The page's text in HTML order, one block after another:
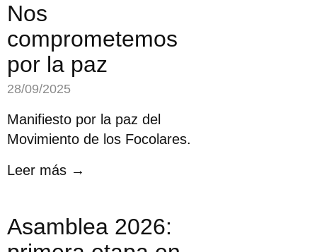
Nos
comprometemos
por la paz
28/09/2025
Manifiesto por la paz del
Movimiento de los Focolares.
Leer más →
Asamblea 2026: